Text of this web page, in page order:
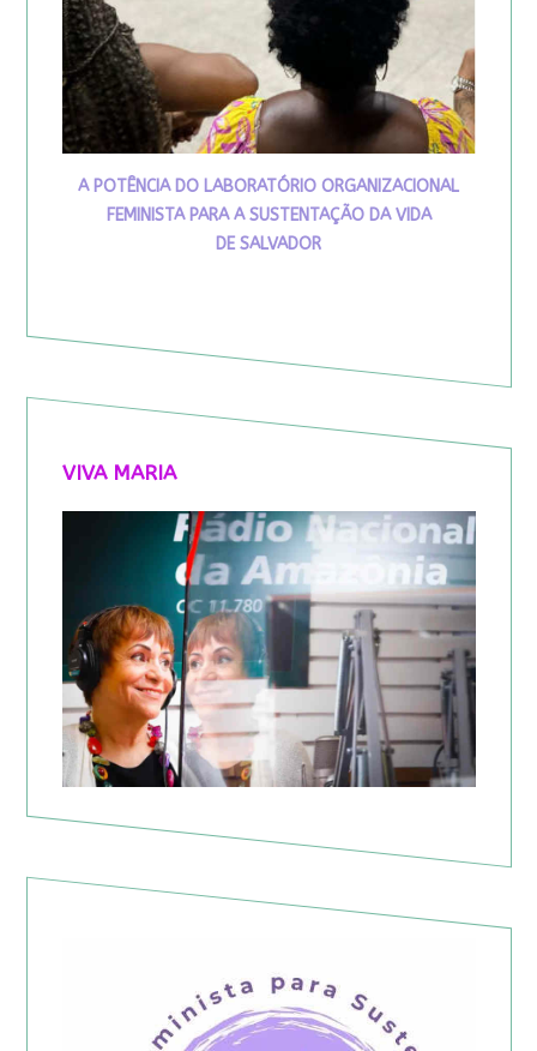
A POTÊNCIA DO LABORATÓRIO ORGANIZACIONAL
FEMINISTA PARA A SUSTENTAÇÃO DA VIDA
DE SALVADOR
VIVA MARIA